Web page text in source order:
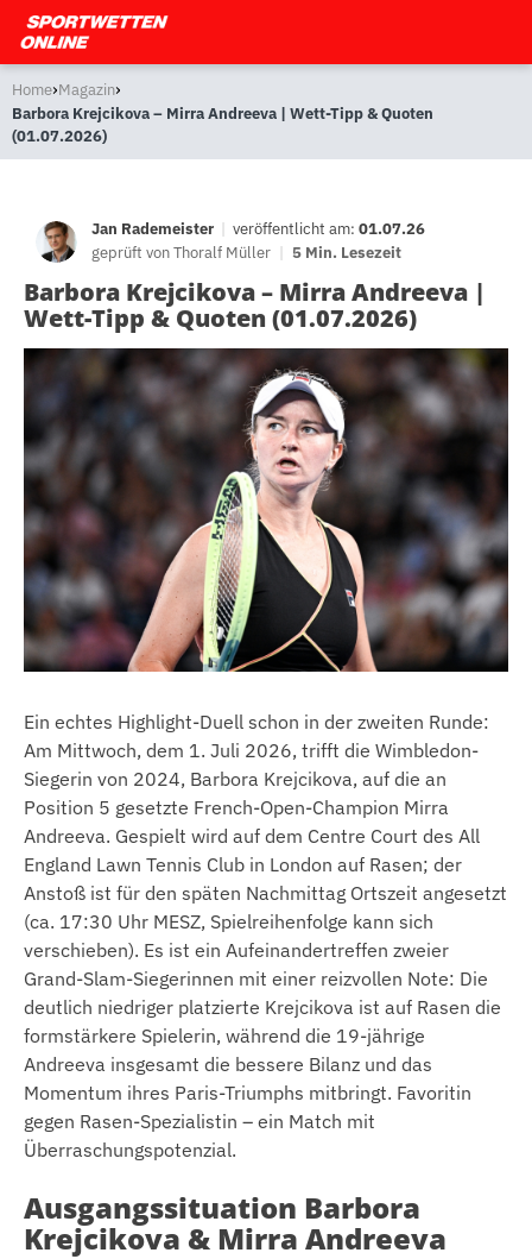
Home›Magazin›
Barbora Krejcikova – Mirra Andreeva | Wett-Tipp & Quoten
(01.07.2026)
Jan Rademeister | veröffentlicht am: 01.07.26
geprüft vonThoralf Müller | 5 Min. Lesezeit
Barbora Krejcikova – Mirra Andreeva |
Wett-Tipp & Quoten (01.07.2026)
Ein echtes Highlight-Duell schon in der zweiten Runde:
Am Mittwoch, dem 1. Juli 2026, trifft die Wimbledon-
Siegerin von 2024, Barbora Krejcikova, auf die an
Position 5 gesetzte French-Open-Champion Mirra
Andreeva. Gespielt wird auf dem Centre Court des All
England Lawn Tennis Club in London auf Rasen; der
Anstoß ist für den späten Nachmittag Ortszeit angesetzt
(ca. 17:30 Uhr MESZ, Spielreihenfolge kann sich
verschieben). Es ist ein Aufeinandertreffen zweier
Grand-Slam-Siegerinnen mit einer reizvollen Note: Die
deutlich niedriger platzierte Krejcikova ist auf Rasen die
formstärkere Spielerin, während die 19-jährige
Andreeva insgesamt die bessere Bilanz und das
Momentum ihres Paris-Triumphs mitbringt. Favoritin
gegen Rasen-Spezialistin – ein Match mit
Überraschungspotenzial.
Ausgangssituation Barbora
Krejcikova & Mirra Andreeva